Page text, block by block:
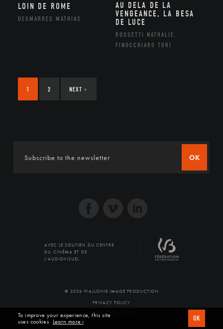
LOIN DE ROME
DESMARRES MATHIAS
AU DELA DE LA
VENGEANCE, LA BESA
DE LUCE
ROSSETTI NATHALIE,
FINOCCHIARO TURI
1 2 NEXT ›
OK
AVEC LE SOUTIEN DU CENTRE
DU CINÉMA ET DE
L'AUDIOVISUEL
© 2026 WALLONIE IMAGE PRODUCTION
PRIVACY POLICY
PRODUCED BY SFD
To improve your experience, this site
uses cookies Learn more › OK